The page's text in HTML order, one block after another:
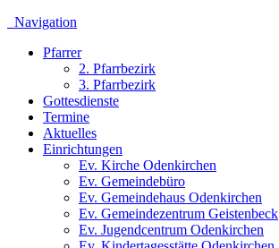
Navigation
Pfarrer
2. Pfarrbezirk
3. Pfarrbezirk
Gottesdienste
Termine
Aktuelles
Einrichtungen
Ev. Kirche Odenkirchen
Ev. Gemeindebüro
Ev. Gemeindehaus Odenkirchen
Ev. Gemeindezentrum Geistenbeck
Ev. Jugendcentrum Odenkirchen